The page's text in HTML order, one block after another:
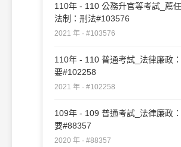
110年 - 110 公務升官等考試_薦
法制：刑法#103576
2021 年 · #103576
110年 - 110 普通考試_法律廉政
要#102258
2021 年 · #102258
109年 - 109 普通考試_法律廉政
要#88357
2020 年 · #88357